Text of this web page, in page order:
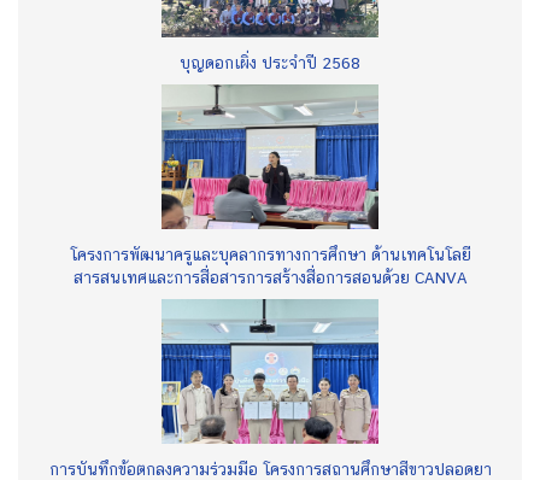
บุญดอกเผิ่ง ประจำปี 2568
โครงการพัฒนาครูและบุคลากรทางการศึกษา ด้านเทคโนโลยี
สารสนเทศและการสื่อสารการสร้างสื่อการสอนด้วย CANVA
การบันทึกข้อตกลงความร่วมมือ โครงการสถานศึกษาสีขาวปลอดยา